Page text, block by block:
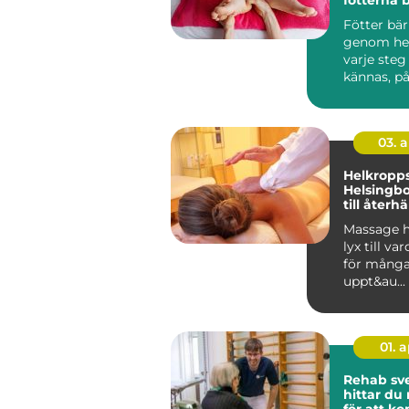
Fötter
genom
varje
kännas,
03.
till
Massage
lyx till
för
uppt&au...
01.
Rehab
hittar du